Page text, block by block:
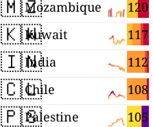
🇲🇿 120
Mozambique
🇰🇼 117
Kuwait
🇮🇳 112
India
🇨🇱 108
Chile
🇵🇸 105
Palestine